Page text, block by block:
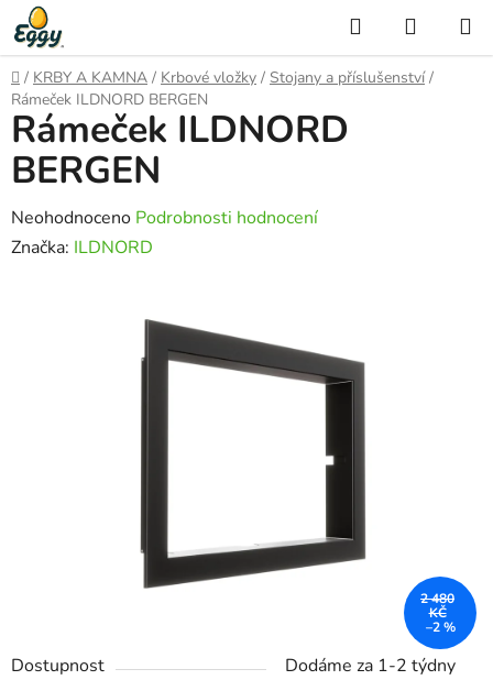
Přejít
na
obsah
Hledat
KOŠÍK
Domů
/ KRBY A KAMNA / Krbové vložky / Stojany a příslušenství /
Rámeček ILDNORD BERGEN
Dostupnost
Dodáme za 1-2 týdny
Rámeček ILDNORD
BERGEN
Průměrné
hodnocení
Neohodnoceno Podrobnosti hodnocení
Značka: ILDNORD
2 480
KČ
–2 %